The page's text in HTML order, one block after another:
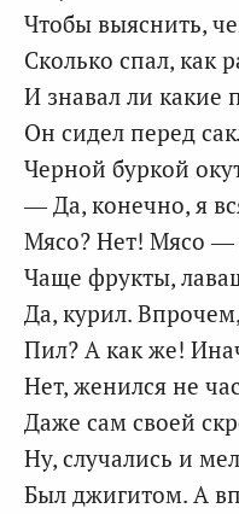
Чтобы выяснить,
Сколько спал, как
И знавал ли какие
Он сидел перед
Черной буркой
— Да, конечно, я
Мясо? Нет! Мясо —
Чаще фрукты,
Да, курил.
Пил? А как же!
Нет, женился не
Даже сам своей
Ну, случались и
Был джигитом. А